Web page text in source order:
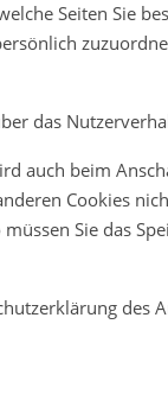
Seiten Sie
das
auch beim
Cookies
Sie das
des